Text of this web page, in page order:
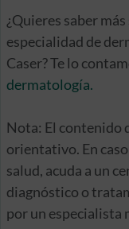
¿Quieres saber
especialidad de
Caser? Te lo
dermatología.
Nota: El contenido
orientativo. En
salud, acuda a un
diagnóstico o
por un especialista